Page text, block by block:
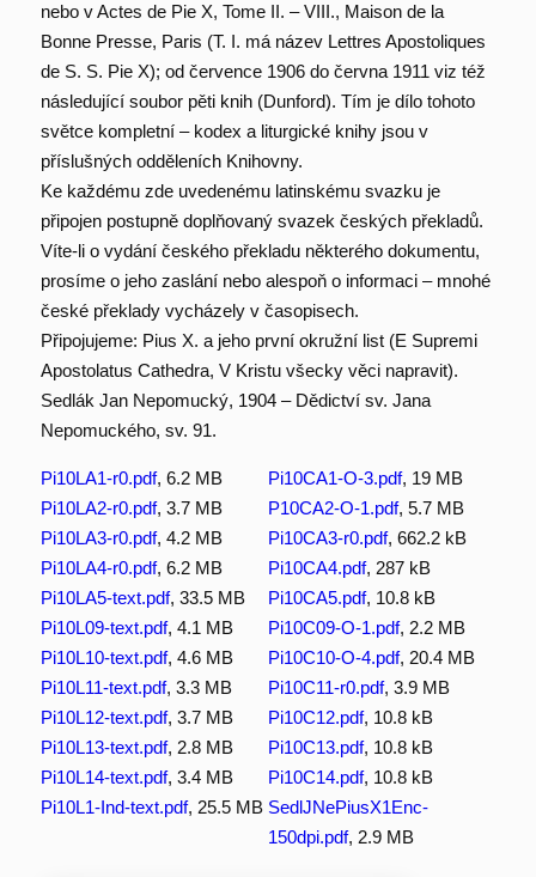
nebo v Actes de Pie X, Tome II. – VIII., Maison de la
Bonne Presse, Paris (T. I. má název Lettres Apostoliques
de S. S. Pie X); od července 1906 do června 1911 viz též
následující soubor pěti knih (Dunford). Tím je dílo tohoto
světce kompletní – kodex a liturgické knihy jsou v
příslušných odděleních Knihovny.
Ke každému zde uvedenému latinskému svazku je
připojen postupně doplňovaný svazek českých překladů.
Víte-li o vydání českého překladu některého dokumentu,
prosíme o jeho zaslání nebo alespoň o informaci – mnohé
české překlady vycházely v časopisech.
Připojujeme: Pius X. a jeho první okružní list (E Supremi
Apostolatus Cathedra, V Kristu všecky věci napravit).
Sedlák Jan Nepomucký, 1904 – Dědictví sv. Jana
Nepomuckého, sv. 91.
Pi10LA1-r0.pdf, 6.2 MB Pi10CA1-O-3.pdf, 19 MB
Pi10LA2-r0.pdf, 3.7 MB P10CA2-O-1.pdf, 5.7 MB
Pi10LA3-r0.pdf, 4.2 MB Pi10CA3-r0.pdf, 662.2 kB
Pi10LA4-r0.pdf, 6.2 MB Pi10CA4.pdf, 287 kB
Pi10LA5-text.pdf, 33.5 MB Pi10CA5.pdf, 10.8 kB
Pi10L09-text.pdf, 4.1 MB Pi10C09-O-1.pdf, 2.2 MB
Pi10L10-text.pdf, 4.6 MB Pi10C10-O-4.pdf, 20.4 MB
Pi10L11-text.pdf, 3.3 MB Pi10C11-r0.pdf, 3.9 MB
Pi10L12-text.pdf, 3.7 MB Pi10C12.pdf, 10.8 kB
Pi10L13-text.pdf, 2.8 MB Pi10C13.pdf, 10.8 kB
Pi10L14-text.pdf, 3.4 MB Pi10C14.pdf, 10.8 kB
Pi10L1-Ind-text.pdf, 25.5 MB SedlJNePiusX1Enc-
150dpi.pdf, 2.9 MB